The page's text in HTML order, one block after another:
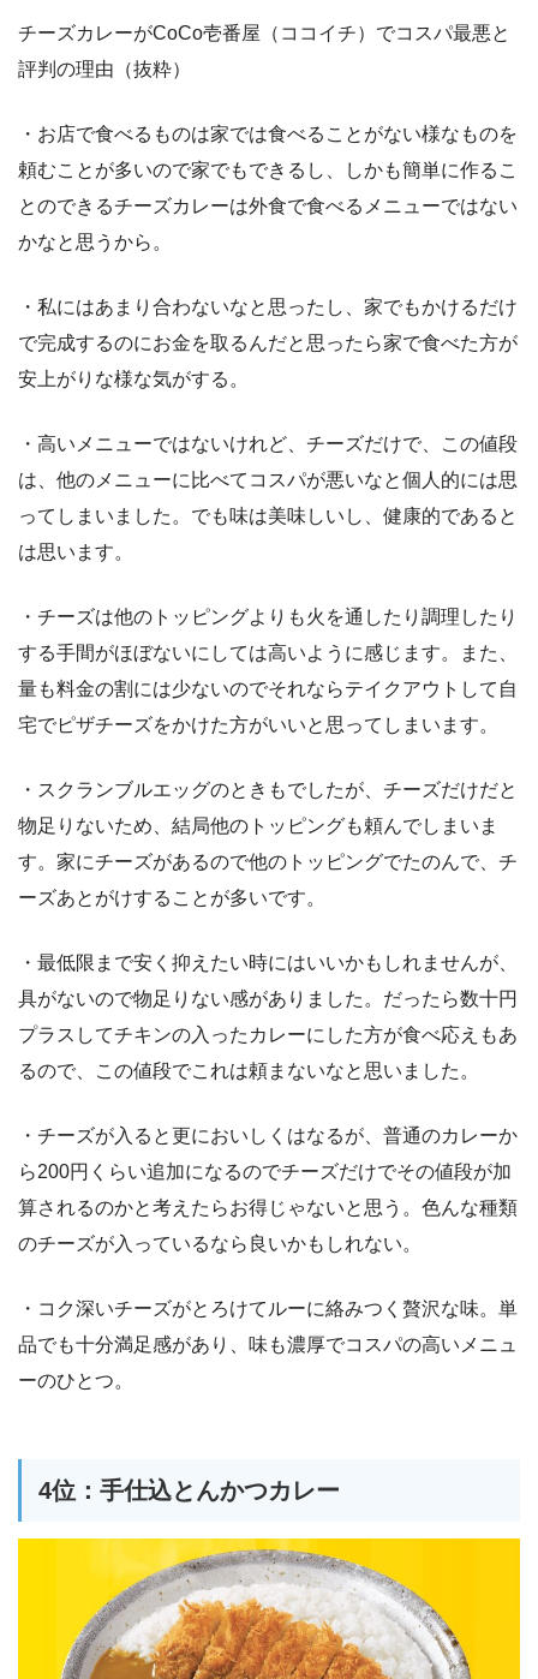
チーズカレーがCoCo壱番屋（ココイチ）でコスパ最悪と
評判の理由（抜粋）
・お店で食べるものは家では食べることがない様なものを
頼むことが多いので家でもできるし、しかも簡単に作るこ
とのできるチーズカレーは外食で食べるメニューではない
かなと思うから。
・私にはあまり合わないなと思ったし、家でもかけるだけ
で完成するのにお金を取るんだと思ったら家で食べた方が
安上がりな様な気がする。
・高いメニューではないけれど、チーズだけで、この値段
は、他のメニューに比べてコスパが悪いなと個人的には思
ってしまいました。でも味は美味しいし、健康的であると
は思います。
・チーズは他のトッピングよりも火を通したり調理したり
する手間がほぼないにしては高いように感じます。また、
量も料金の割には少ないのでそれならテイクアウトして自
宅でピザチーズをかけた方がいいと思ってしまいます。
・スクランブルエッグのときもでしたが、チーズだけだと
物足りないため、結局他のトッピングも頼んでしまいま
す。家にチーズがあるので他のトッピングでたのんで、チ
ーズあとがけすることが多いです。
・最低限まで安く抑えたい時にはいいかもしれませんが、
具がないので物足りない感がありました。だったら数十円
プラスしてチキンの入ったカレーにした方が食べ応えもあ
るので、この値段でこれは頼まないなと思いました。
・チーズが入ると更においしくはなるが、普通のカレーか
ら200円くらい追加になるのでチーズだけでその値段が加
算されるのかと考えたらお得じゃないと思う。色んな種類
のチーズが入っているなら良いかもしれない。
・コク深いチーズがとろけてルーに絡みつく贅沢な味。単
品でも十分満足感があり、味も濃厚でコスパの高いメニュ
ーのひとつ。
4位：手仕込とんかつカレー